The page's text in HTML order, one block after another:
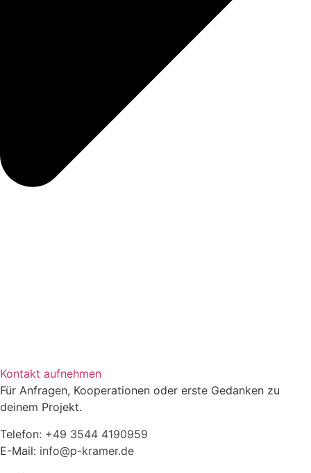
Kontakt aufnehmen
Für Anfragen, Kooperationen oder erste Gedanken zu
deinem Projekt.
Telefon: +49 3544 4190959‬
E-Mail: info@p-kramer.de